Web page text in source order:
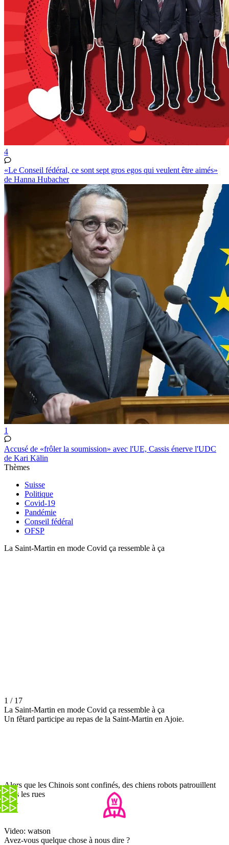
4
«Le Conseil fédéral, ce sont sept gros egos qui veulent être aimés»
de Hanna Hubacher
1
Accusé de «frôler la soumission» avec l'UE, Cassis énerve l'UDC
de Kari Kälin
Thèmes
Suisse
Politique
Covid-19
Pandémie
Conseil fédéral
OFSP
La Saint-Martin en mode Covid ça ressemble à ça
1 / 17
La Saint-Martin en mode Covid ça ressemble à ça
Un fêtard participe au repas de la Saint-Martin en Ajoie.
Alors que les Chinois sont confinés, des chiens robots patrouillent
dans les rues
Video: watson
Avez-vous quelque chose à nous dire ?